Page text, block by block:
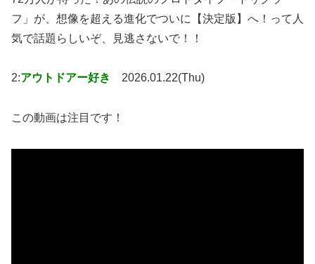
フ」が、想像を超える進化でついに【決定版】へ！って人
気で話題らしいぞ、見逃さないで！！
2:アウトドアー好き 2026.01.22(Thu)
この動画は注目です！